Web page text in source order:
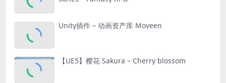
Unity插件 – 动画资产库 Moveen
【UE5】樱花 Sakura – Cherry blossom